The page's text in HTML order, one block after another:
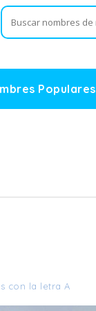
Populares
con la letra A